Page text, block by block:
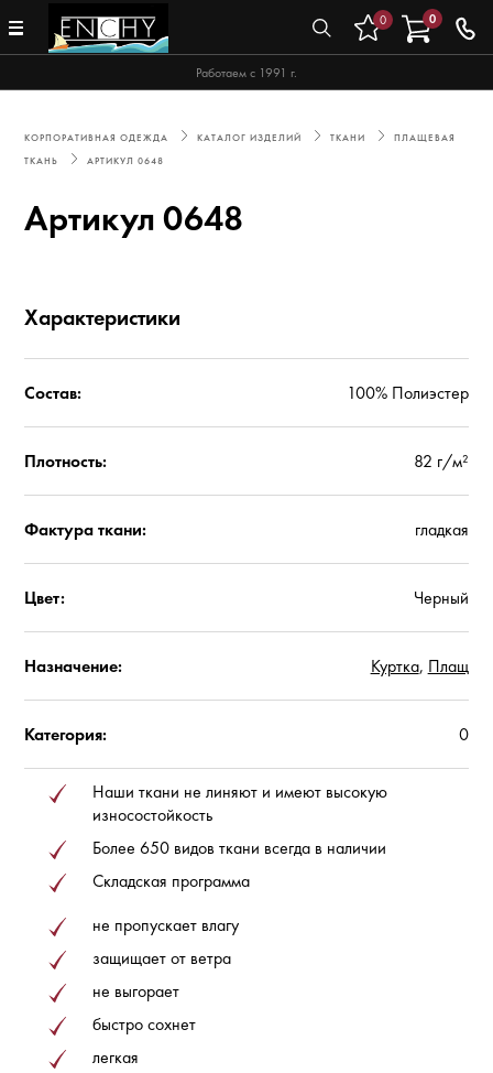
Работаем с 1991 г.
0 0
КОРПОРАТИВНАЯ ОДЕЖДА КАТАЛОГ ИЗДЕЛИЙ ТКАНИ
ПЛАЩЕВАЯ
ТКАНЬ
АРТИКУЛ 0648
Артикул 0648
Характеристики
Состав: 100% Полиэстер
Плотность: 82 г/м²
Фактура ткани: гладкая
Цвет: Черный
Назначение: Куртка, Плащ
Категория: 0
Наши ткани не линяют и имеют высокую
износостойкость
Более 650 видов ткани всегда в наличии
Складская программа
не пропускает влагу
защищает от ветра
не выгорает
быстро сохнет
легкая